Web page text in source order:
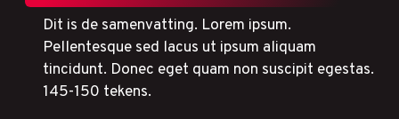
Dit is de samenvatting. Lorem ipsum.
Pellentesque sed lacus ut ipsum aliquam
tincidunt. Donec eget quam non suscipit egestas.
145-150 tekens.